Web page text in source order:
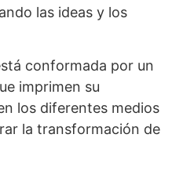
las ideas y los
conformada por un
imprimen su
los diferentes medios
la transformación de